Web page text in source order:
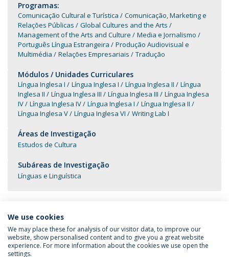
Programas:
Comunicação Cultural e Turística
Comunicação, Marketing e
Relações Públicas
Global Cultures and the Arts
Management of the Arts and Culture
Media e Jornalismo
Português Língua Estrangeira
Produção Audiovisual e
Multimédia
Relações Empresariais Tradução
Módulos / Unidades Curriculares
Língua Inglesa I Língua Inglesa I Língua Inglesa II
Língua
Inglesa II
Língua Inglesa III Língua Inglesa III
Língua Inglesa
IV
Língua Inglesa IV Língua Inglesa I
Língua Inglesa II
Língua Inglesa V
Língua Inglesa VI Writing Lab I
Áreas de Investigação
Estudos de Cultura
Subáreas de Investigação
Línguas e Linguística
Política de Privacidade
Termos & Condições
We use cookies
We may place these for analysis of our visitor data, to improve our
website, show personalised content and to give you a great website
experience. For more information about the cookies we use open the
settings.